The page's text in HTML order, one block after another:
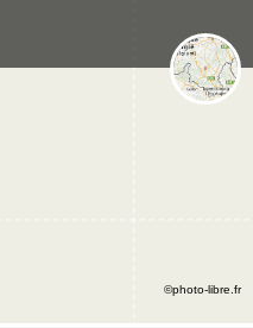
©photo-libre.fr